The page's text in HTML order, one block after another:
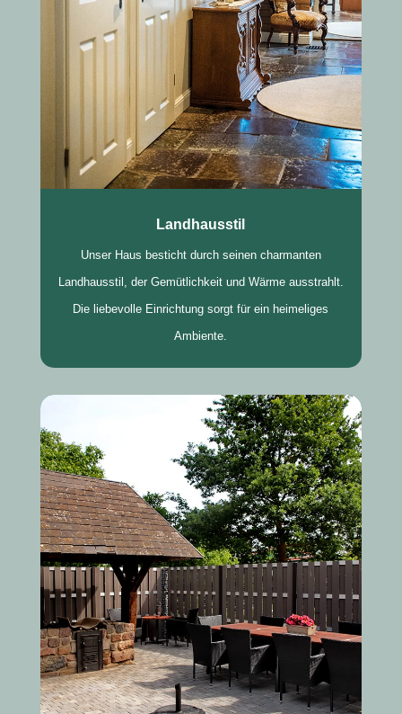
Landhausstil
Unser Haus besticht durch seinen charmanten
Landhausstil, der Gemütlichkeit und Wärme ausstrahlt.
Die liebevolle Einrichtung sorgt für ein heimeliges
Ambiente.